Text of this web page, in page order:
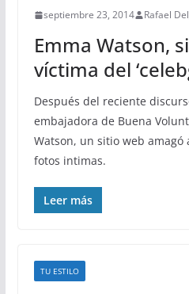
septiembre 23, 2014 Rafael
Emma Watson,
víctima del
Después del reciente
embajadora de Buena
Watson, un sitio web
fotos intimas.
Leer más
TU ESTILO